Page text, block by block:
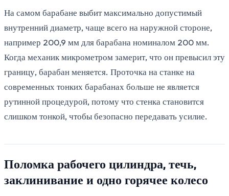
На самом барабане выбит максимально допустимый
внутренний диаметр, чаще всего на наружной стороне,
например 200,9 мм для барабана номиналом 200 мм.
Когда механик микрометром замерит, что он превысил эту
границу, барабан меняется. Проточка на станке на
современных тонких барабанах больше не является
рутинной процедурой, потому что стенка становится
слишком тонкой, чтобы безопасно передавать усилие.
Поломка рабочего цилиндра, течь,
заклинивание и одно горячее колесо